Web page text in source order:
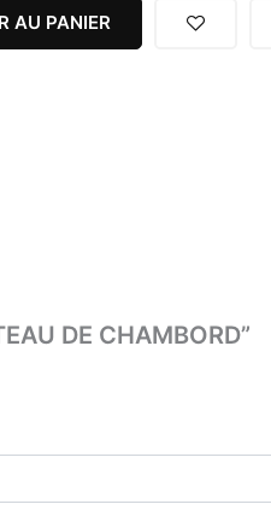
AU PANIER
DE CHAMBORD”